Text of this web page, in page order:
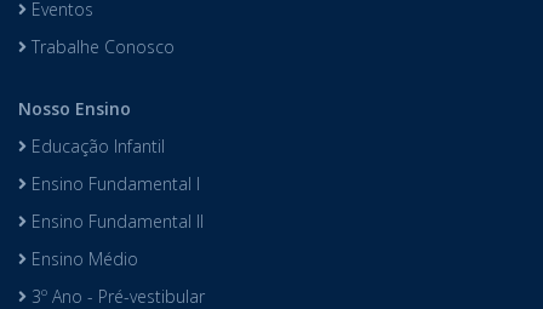
Eventos
Trabalhe Conosco
Nosso Ensino
Educação Infantil
Ensino Fundamental I
Ensino Fundamental II
Ensino Médio
3º Ano - Pré-vestibular